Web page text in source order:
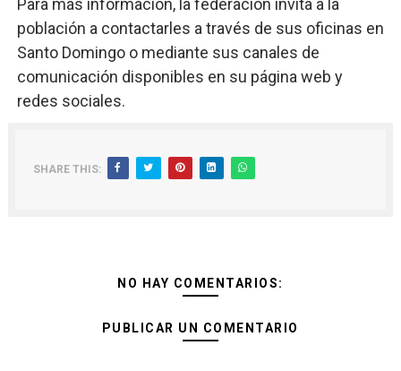
Para más información, la federación invita a la
población a contactarles a través de sus oficinas en
Santo Domingo o mediante sus canales de
comunicación disponibles en su página web y
redes sociales.
SHARE THIS:
NO HAY COMENTARIOS:
PUBLICAR UN COMENTARIO